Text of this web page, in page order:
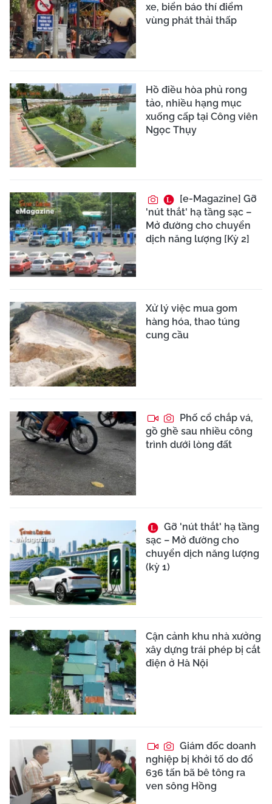
xe, biển báo thí điểm
vùng phát thải thấp
Hồ điều hòa phủ rong
tảo, nhiều hạng mục
xuống cấp tại Công viên
Ngọc Thụy
[e-Magazine] Gỡ
'nút thắt' hạ tầng sạc –
Mở đường cho chuyển
dịch năng lượng [Kỳ 2]
Xử lý việc mua gom
hàng hóa, thao túng
cung cầu
Phố cổ chắp vá,
gồ ghề sau nhiều công
trình dưới lòng đất
Gỡ 'nút thắt' hạ tầng
sạc – Mở đường cho
chuyển dịch năng lượng
(kỳ 1)
Cận cảnh khu nhà xưởng
xây dựng trái phép bị cắt
điện ở Hà Nội
Giám đốc doanh
nghiệp bị khởi tố do đổ
636 tấn bã bê tông ra
ven sông Hồng